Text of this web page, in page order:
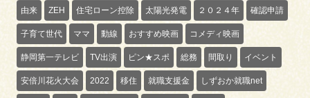
由来 ZEH 住宅ローン控除 太陽光発電 ２０２４年 確認申請
子育て世代 ママ 動線 おすすめ映画 コメディ映画
静岡第一テレビ TV出演 ピン★スポ 総務 間取り イベント
安倍川花火大会 2022 移住 就職支援金 しずおか就職net